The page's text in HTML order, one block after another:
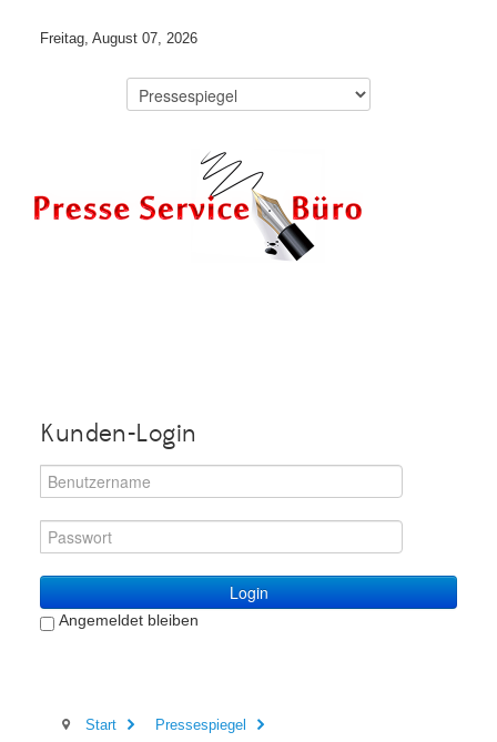
Freitag, August 07, 2026
Kunden-Login
Login
Angemeldet bleiben
Start Pressespiegel